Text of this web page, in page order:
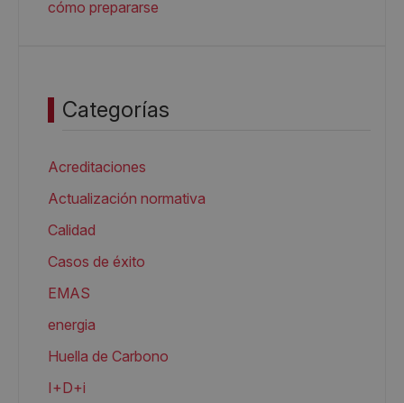
cómo prepararse
Categorías
Acreditaciones
Actualización normativa
Calidad
Casos de éxito
EMAS
energia
Huella de Carbono
I+D+i